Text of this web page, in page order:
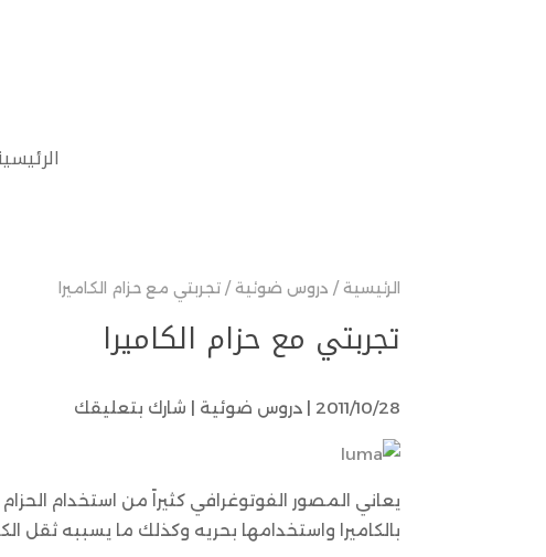
الرئيسية / دروس ضوئية / تجربتي مع حزام الكاميرا
تجربتي مع حزام الكاميرا
2011/10/28 | دروس ضوئية | شارك بتعليقك
يعاني المصور الفوتوغرافي كثيراً من استخدام
بالكاميرا واستخدامها بحريه وكذلك ما يسببه ثقل